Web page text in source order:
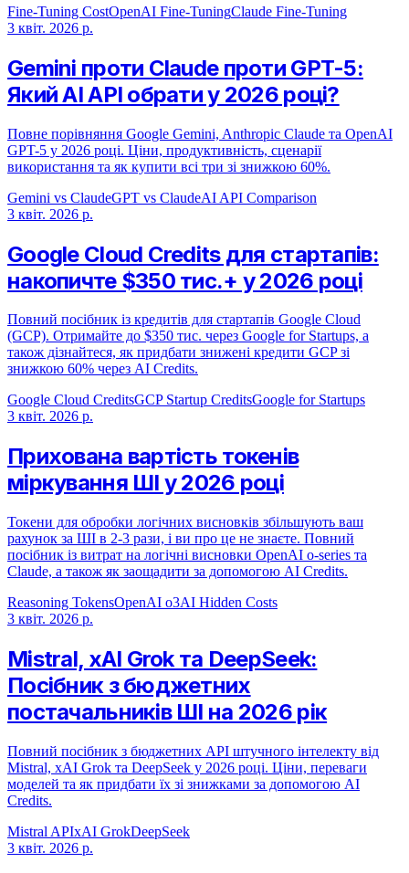
Fine-Tuning CostOpenAI Fine-TuningClaude Fine-Tuning
3 квіт. 2026 р.
Gemini проти Claude проти GPT-5:
Який AI API обрати у 2026 році?
Повне порівняння Google Gemini, Anthropic Claude та OpenAI
GPT-5 у 2026 році. Ціни, продуктивність, сценарії
використання та як купити всі три зі знижкою 60%.
Gemini vs ClaudeGPT vs ClaudeAI API Comparison
3 квіт. 2026 р.
Google Cloud Credits для стартапів:
накопичте $350 тис.+ у 2026 році
Повний посібник із кредитів для стартапів Google Cloud
(GCP). Отримайте до $350 тис. через Google for Startups, а
також дізнайтеся, як придбати знижені кредити GCP зі
знижкою 60% через AI Credits.
Google Cloud CreditsGCP Startup CreditsGoogle for Startups
3 квіт. 2026 р.
Прихована вартість токенів
міркування ШІ у 2026 році
Токени для обробки логічних висновків збільшують ваш
рахунок за ШІ в 2-3 рази, і ви про це не знаєте. Повний
посібник із витрат на логічні висновки OpenAI o-series та
Claude, а також як заощадити за допомогою AI Credits.
Reasoning TokensOpenAI o3AI Hidden Costs
3 квіт. 2026 р.
Mistral, xAI Grok та DeepSeek:
Посібник з бюджетних
постачальників ШІ на 2026 рік
Повний посібник з бюджетних API штучного інтелекту від
Mistral, xAI Grok та DeepSeek у 2026 році. Ціни, переваги
моделей та як придбати їх зі знижками за допомогою AI
Credits.
Mistral APIxAI GrokDeepSeek
3 квіт. 2026 р.